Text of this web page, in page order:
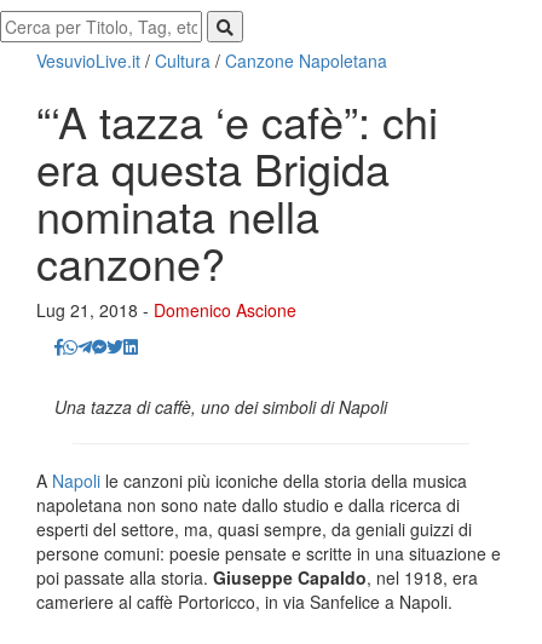
VesuvioLive.it / Cultura / Canzone Napoletana
“‘A tazza ‘e cafè”: chi
era questa Brigida
nominata nella
canzone?
Lug 21, 2018 - Domenico Ascione
Una tazza di caffè, uno dei simboli di Napoli
A Napoli le canzoni più iconiche della storia della musica
napoletana non sono nate dallo studio e dalla ricerca di
esperti del settore, ma, quasi sempre, da geniali guizzi di
persone comuni: poesie pensate e scritte in una situazione e
poi passate alla storia. Giuseppe Capaldo, nel 1918, era
cameriere al caffè Portoricco, in via Sanfelice a Napoli.